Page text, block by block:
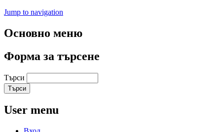
Jump to navigation
Основно меню
Форма за търсене
Търси
User menu